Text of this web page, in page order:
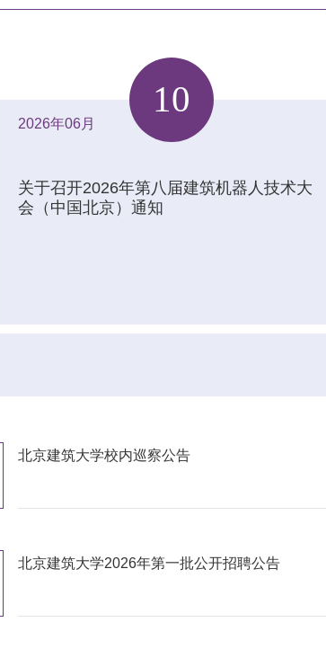
10
2026年06月
关于召开2026年第八届建筑机器人技术大
会（中国北京）通知
北京建筑大学校内巡察公告
北京建筑大学2026年第一批公开招聘公告